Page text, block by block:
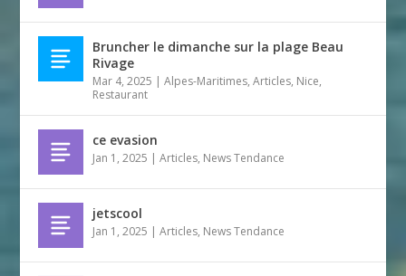
Bruncher le dimanche sur la plage Beau
Rivage
Mar 4, 2025 |Alpes-Maritimes,Articles, Nice,
Restaurant
ce evasion
Jan 1, 2025 |Articles, News Tendance
jetscool
Jan 1, 2025 |Articles, News Tendance